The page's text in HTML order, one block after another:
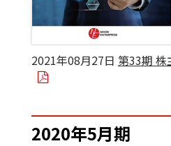
2021年08月27日 第33期 株
2020年5月期